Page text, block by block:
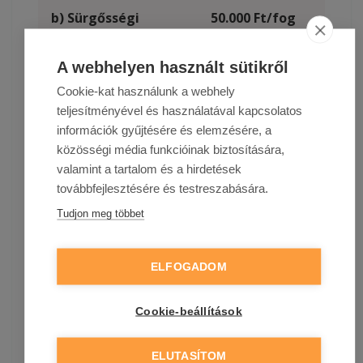
b) Sürgősségi
költségek
50.000 Ft/fog
c) Sürgősségi
dioptriás
szemüveg, vagy
dioptriás
kontaktlencse
pótlása
30.000
Ft Balesetből
eredően
maradványok
Limit nélkül
A webhelyen használt sütikről
Cookie-kat használunk a webhely
teljesítményével és használatával kapcsolatos
információk gyűjtésére és elemzésére, a
közösségi média funkcióinak biztosítására,
valamint a tartalom és a hirdetések
továbbfejlesztésére és testreszabására.
Tudjon meg többet
ELFOGADOM
Cookie-beállítások
ELUTASÍTOM